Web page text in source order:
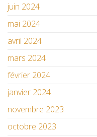
juin 2024
mai 2024
avril 2024
mars 2024
février 2024
janvier 2024
novembre 2023
octobre 2023